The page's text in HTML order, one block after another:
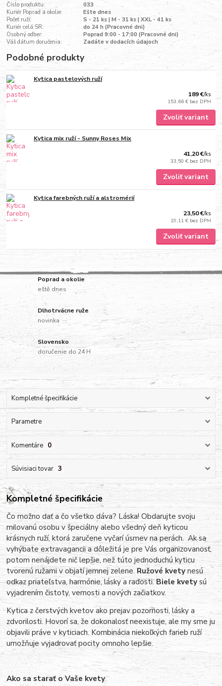
Číslo produktu:
033
Kuriér Poprad a okolie:
Ešte dnes
Počet ruží:
S - 21 ks | M - 31 ks | XXL - 41 ks
Kuriér celá SR:
do 24 h (Pracovné dni)
Osobný odber:
Poprad 9:00 - 17:00 (Pracovné dni)
Váš dátum doručenia:
Zadáte v dodacích údajoch
Podobné produkty
Kytica pastelových ruží
189 €/ks
153,66 € bez DPH
Zvoliť variant
Kytica mix ruží - Sunny Roses Mix
41,20 €/ks
33,50 € bez DPH
Zvoliť variant
Kytica farebných ruží a alstromérií
23,50 €/ks
19,11 € bez DPH
Zvoliť variant
Poprad a okolie
eště dnes
Dlhotrvácne ruže
novinka
Slovensko
doručenie do 24 H
Kompletné špecifikácie
Parametre
Komentáre 0
Súvisiaci tovar 3
Kompletné špecifikácie
Čo možno dať a čo všetko dáva? Láska! Obdarujte svoju
milovanú osobu v špeciálny alebo všedný deň kyticou
krásnych ruží, ktorá zaručene vyčarí úsmev na perách. Ak sa
vyhýbate extravagancii a dôležitá je pre Vás organizovanosť,
potom nenájdete nič lepšie, než túto jednoduchú kyticu
tvorenú ružami v objatí jemnej zelene.Ružové kvetynesú
odkaz priateľstva, harmónie, lásky a radosti.Biele kvetysú
vyjadrením čistoty, vernosti a nových začiatkov.
Kytica z čerstvých kvetov ako prejav pozornosti, lásky a
zdvorilosti. Hovorí sa, že dokonalosť neexistuje, ale my sme ju
objavili práve v kyticiach. Kombinácia niekoľkých farieb ruží
umožňuje vyjadrovať pocity omnoho lepšie.
Ako sa starať o Vaše kvety